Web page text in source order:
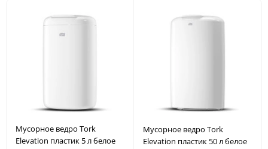
Мусорное ведро Tork
Elevation пластик 5 л белое
Мусорное ведро Tork
Elevation пластик 50 л белое